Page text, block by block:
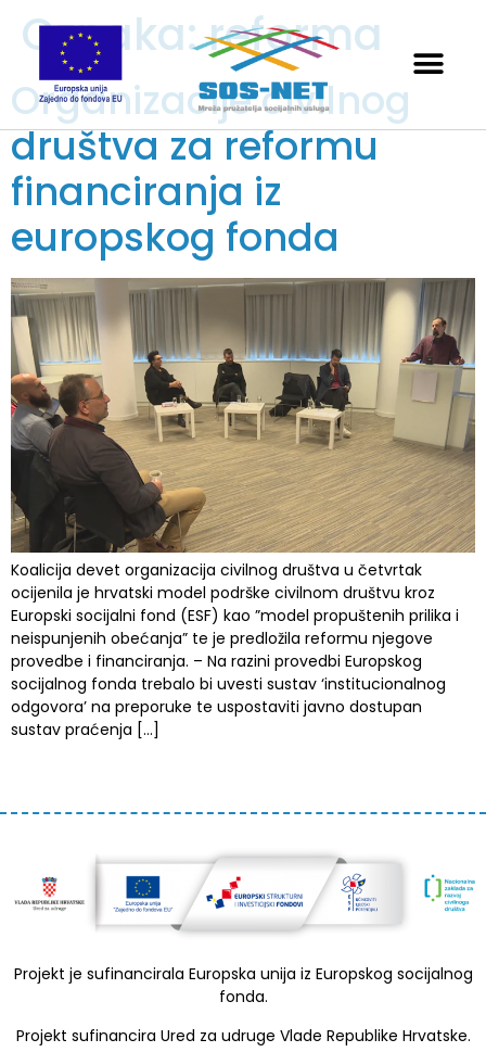
Oznaka:reforma
Organizacije civilnog
društva za reformu
financiranja iz
europskog fonda
Koalicija devet organizacija civilnog društva u četvrtak
ocijenila je hrvatski model podrške civilnom društvu kroz
Europski socijalni fond (ESF) kao ”model propuštenih prilika i
neispunjenih obećanja” te je predložila reformu njegove
provedbe i financiranja. – Na razini provedbi Europskog
socijalnog fonda trebalo bi uvesti sustav ‘institucionalnog
odgovora’ na preporuke te uspostaviti javno dostupan
sustav praćenja […]
Projekt je sufinancirala Europska unija iz Europskog socijalnog
fonda.
Projekt sufinancira Ured za udruge Vlade Republike Hrvatske.